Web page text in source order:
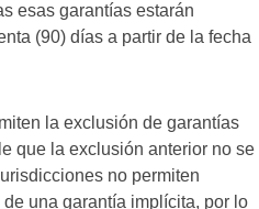
esas garantías estarán
(90) días a partir de la fecha
la exclusión de garantías
que la exclusión anterior no se
no permiten
una garantía implícita, por lo